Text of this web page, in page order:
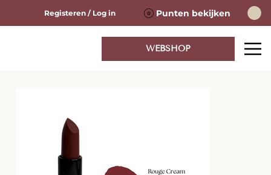
Punten bekijken
Registeren / Log in
WEBSHOP